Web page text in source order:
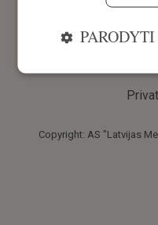
Copyright: AS "Latvijas